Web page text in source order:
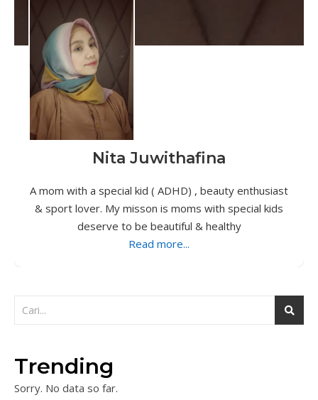
Nita Juwithafina
A mom with a special kid ( ADHD) , beauty enthusiast
& sport lover. My misson is moms with special kids
deserve to be beautiful & healthy
Read more...
Trending
Sorry. No data so far.